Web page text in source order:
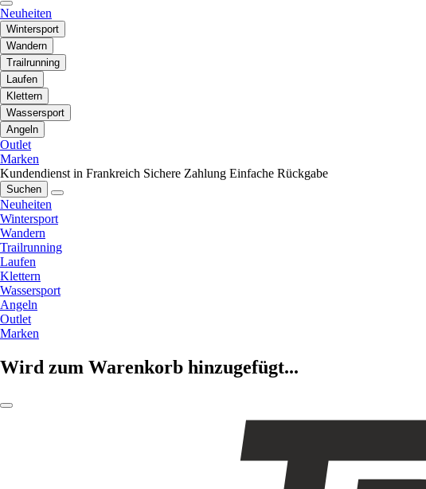
Neuheiten
Wintersport
Wandern
Trailrunning
Laufen
Klettern
Wassersport
Angeln
Outlet
Marken
Kundendienst in Frankreich Sichere Zahlung Einfache Rückgabe
Suchen
Neuheiten
Wintersport
Wandern
Trailrunning
Laufen
Klettern
Wassersport
Angeln
Outlet
Marken
Wird zum Warenkorb hinzugefügt...